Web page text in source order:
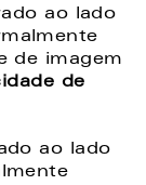
ao lado
de imagem
de
ao lado